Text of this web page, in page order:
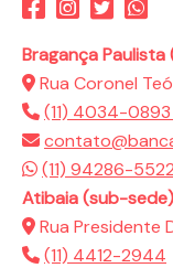
Bragança Paulista
Rua Coronel
(11) 4034-0893
(11) 94286-5522
Atibaia (sub-sede)
Rua Presidente
(11) 4412-2944